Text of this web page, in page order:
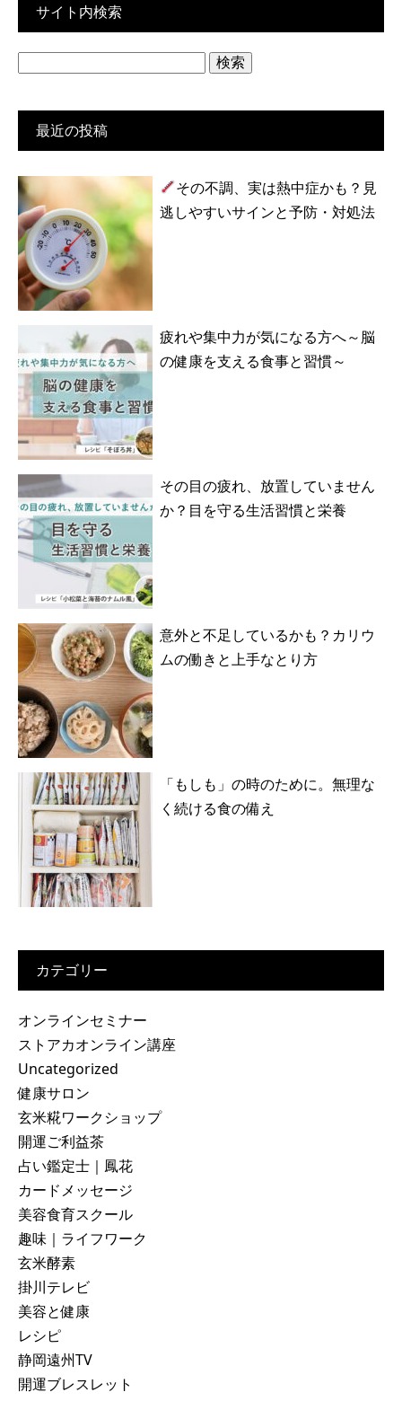
サイト内検索
最近の投稿
その不調、実は熱中症かも？見
逃しやすいサインと予防・対処法
疲れや集中力が気になる方へ～脳
の健康を支える食事と習慣～
その目の疲れ、放置していません
か？目を守る生活習慣と栄養
意外と不足しているかも？カリウ
ムの働きと上手なとり方
「もしも」の時のために。無理な
く続ける食の備え
カテゴリー
オンラインセミナー
ストアカオンライン講座
Uncategorized
健康サロン
玄米糀ワークショップ
開運ご利益茶
占い鑑定士｜鳳花
カードメッセージ
美容食育スクール
趣味｜ライフワーク
玄米酵素
掛川テレビ
美容と健康
レシピ
静岡遠州TV
開運ブレスレット